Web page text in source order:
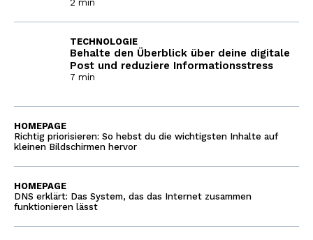
2 min
Behalte den Überblick über deine digitale
Post und reduziere Informationsstress
TECHNOLOGIE
7 min
Richtig priorisieren: So hebst du die wichtigsten Inhalte auf
kleinen Bildschirmen hervor
HOMEPAGE
DNS erklärt: Das System, das das Internet zusammen
funktionieren lässt
HOMEPAGE